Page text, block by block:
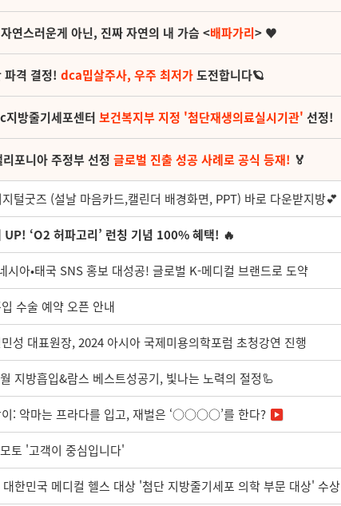
연스러운게 아닌, 진짜 자연의 내 가슴 <배파가리> ♥
파격 결정! dca밉살주사, 우주 최저가도전합니다🪐
방줄기세포센터 보건복지부 지정 '첨단재생의료실시기관' 선정!
포니아 주정부 선정 글로벌 진출 성공 사례로 공식 등재! 🏅
털굿즈 (설날 마음카드,캘린더 배경화면, PPT) 바로 다운받지방💕
UP! ‘O2 허파고리’ 런칭 기념 100% 혜택! 🔥
시아•태국 SNS 홍보 대성공! 글로벌 K-메디컬 브랜드로 도약
수술 예약 오픈 안내
성 대표원장, 2024 아시아 국제미용의학포럼 초청강연 진행
지방흡입&람스 베스트성공기, 빛나는 노력의 절정🦾
이: 악마는 프라다를 입고, 재벌은 ‘○○○○’를 한다?
토 '고객이 중심입니다'
한민국 메디컬 헬스 대상 '첨단 지방줄기세포 의학 부문 대상' 수상